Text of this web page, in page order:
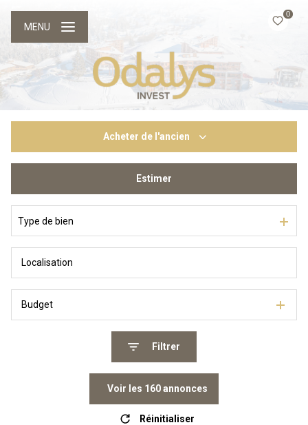
0
MENU
Acheter de l'ancien
Du neuf
Estimer
Type de bien
Budget
Filtrer
Voir les 160annonces
Réinitialiser